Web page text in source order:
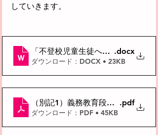
していきます。
「不登校児童生徒への支援の在り
.docx
ダウンロード：DOCX • 23KB
（別記1）義務教育段階の不登校
.pdf
ダウンロード：PDF • 45KB